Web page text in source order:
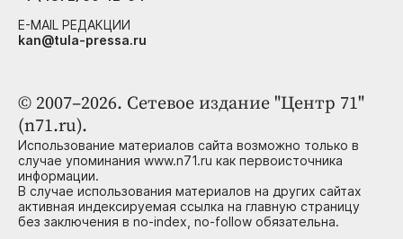
© 2007–2026. Сетевое издание "Центр 71"
(n71.ru).
Использование материалов сайта возможно только в
случае упоминания www.n71.ru как первоисточника
информации.
В случае использования материалов на других сайтах
активная индексируемая ссылка на главную страницу
без заключения в no-index, no-follow обязательна.
E-MAIL РЕДАКЦИИ
kan@tula-pressa.ru